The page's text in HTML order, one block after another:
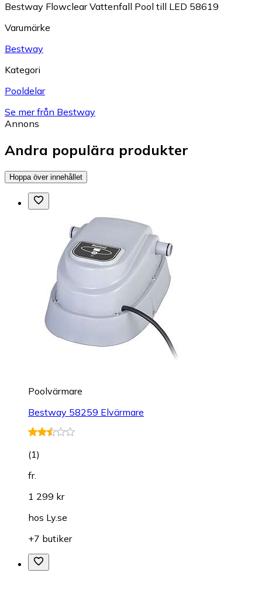
Bestway Flowclear Vattenfall Pool till LED 58619
Varumärke
Bestway
Kategori
Pooldelar
Se mer från Bestway
Annons
Andra populära produkter
Hoppa över innehållet
Poolvärmare
Bestway 58259 Elvärmare
(1)
fr.
1 299 kr
hos Ly.se
+7 butiker